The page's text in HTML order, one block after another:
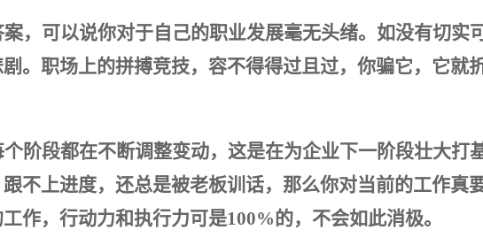
，可以说你对于自己的职业发展毫无头绪。如没有切实
。职场上的拼搏竞技，容不得得过且过，你骗它，它就折
阶段都在不断调整变动，这是在为企业下一阶段壮大打
不上进度，还总是被老板训话，那么你对当前的工作真
作，行动力和执行力可是100%的，不会如此消极。